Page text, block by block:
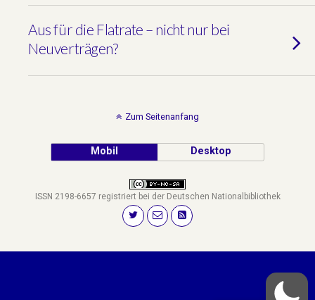
Aus für die Flatrate – nicht nur bei
Neuverträgen?
Zum Seitenanfang
Mobil Desktop
ISSN 2198-6657 registriert bei der Deutschen Nationalbibliothek